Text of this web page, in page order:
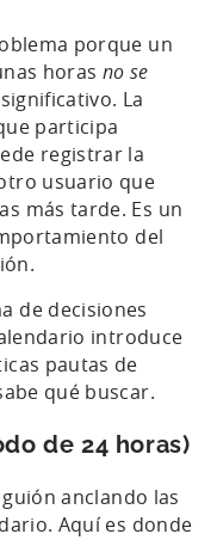
porque un
horas no se
La
participa
registrar la
usuario que
más tarde. Es un
del
de decisiones
introduce
pautas de
qué buscar.
de 24 horas)
anclando las
Aquí es donde